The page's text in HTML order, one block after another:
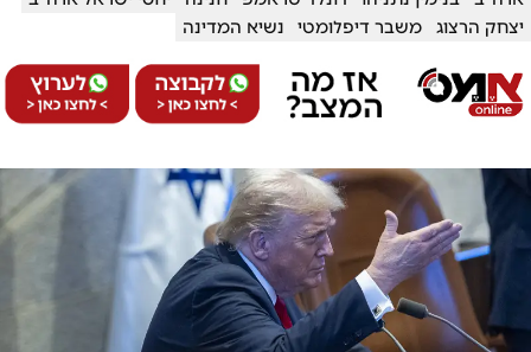
יצחק הרצוג
משבר דיפלומטי נשיא המדינה